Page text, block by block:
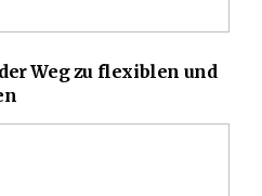
Weg zu flexiblen und